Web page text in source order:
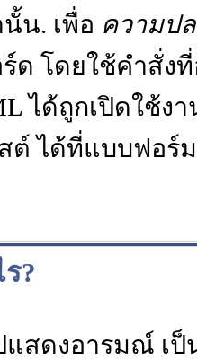
นั้น. เพื่อ ความป
ด โดยใช้คำสั่ง
ได้ถูกเปิดใช้
ต์ ได้ที่แบบฟอร์
?
แสดงอารมณ์ เ